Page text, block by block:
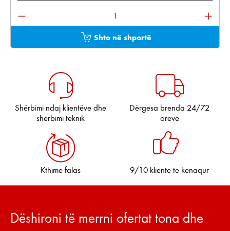
Sasia e produktit: Shkruani sasinë e dëshiruar
Shto në shportë
Shërbimi ndaj klientëve dhe
shërbimi teknik
Dërgesa brenda 24/72
orëve
Kthime falas 9/10 klientë të kënaqur
Dëshironi të merrni ofertat tona dhe